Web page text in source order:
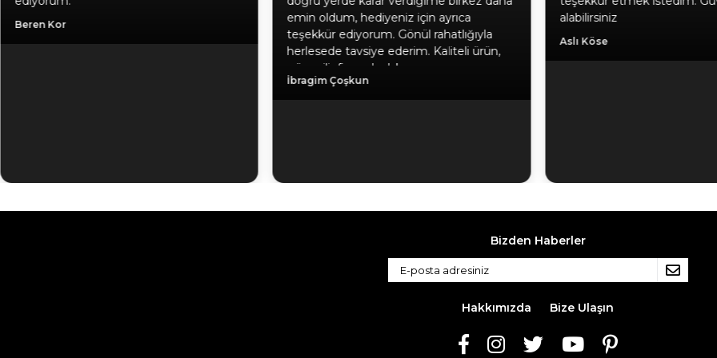
Beren Kor
emin oldum, hediyeniz için ayrıca
teşekkür ediyorum. Gönül rahatlığıyla
herlesede tavsiye ederim. Kaliteli ürün,
güvenilir firma, hızlı kargo.
İbragim Çoşkun
alabilirsiniz
Aslı Köse
Bizden Haberler
Hakkımızda Bize Ulaşın